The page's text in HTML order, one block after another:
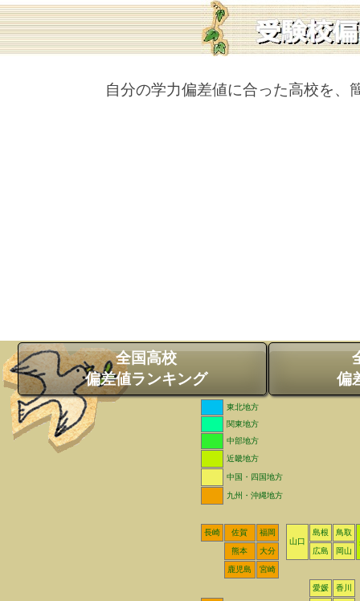
自分の学力偏差値に合った高校を、
全国高校
偏差値ランキング
偏
東北地方
関東地方
中部地方
近畿地方
中国・四国地方
九州・沖縄地方
長崎 佐賀
福岡
山口
島根
鳥取
熊本
大分 広島 岡山
鹿児島 宮崎
愛媛 香川